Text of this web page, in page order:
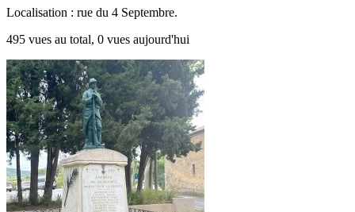
Localisation : rue du 4 Septembre.
495 vues au total, 0 vues aujourd'hui